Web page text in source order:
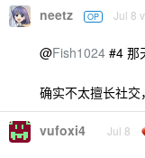
neetz OP Jul 8
@Fish1024 #4 那
确实不太擅长社
vufoxi4 Jul 8